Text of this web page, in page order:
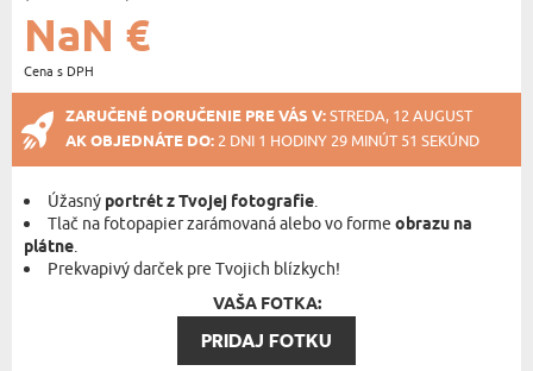
NaN €
Cena s DPH
ZARUČENÉ DORUČENIE PRE VÁS V:STREDA, 12 AUGUST
AK OBJEDNÁTE DO: 2 DNI 1 HODINY 29 MINÚT 50 SEKÚND
Úžasný portrét z Tvojej fotografie.
Tlač na fotopapier zarámovaná alebo vo formeobrazu na
plátne.
Prekvapivý darček pre Tvojich blízkych!
VAŠA FOTKA:
PRIDAJ FOTKU